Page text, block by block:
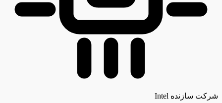
شرکت سازنده Intel